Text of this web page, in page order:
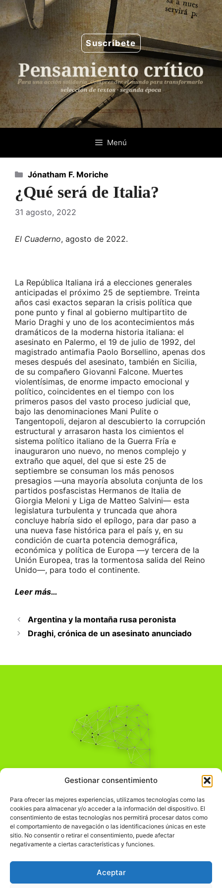
Gestionar consentimiento
Para ofrecer las mejores experiencias, utilizamos tecnologías como las
cookies para almacenar y/o acceder a la información del dispositivo. El
consentimiento de estas tecnologías nos permitirá procesar datos como
el comportamiento de navegación o las identificaciones únicas en este
sitio. No consentir o retirar el consentimiento, puede afectar
negativamente a ciertas características y funciones.
Aceptar
Saltar
al
contenido
Suscríbete
Menú
¿Qué será de Italia?
31 agosto, 2022
El Cuaderno, agosto de 2022.
La República Italiana irá a elecciones generales
anticipadas el próximo 25 de septiembre. Treinta
años casi exactos separan la crisis política que
pone punto y final al gobierno multipartito de
Mario Draghi y uno de los acontecimientos más
dramáticos de la moderna historia italiana: el
asesinato en Palermo, el 19 de julio de 1992, del
magistrado antimafia Paolo Borsellino, apenas dos
meses después del asesinato, también en Sicilia,
de su compañero Giovanni Falcone. Muertes
violentísimas, de enorme impacto emocional y
político, coincidentes en el tiempo con los
primeros pasos del vasto proceso judicial que,
bajo las denominaciones Mani Pulite o
Tangentopoli, dejaron al descubierto la corrupción
estructural y arrasaron hasta los cimientos el
sistema político italiano de la Guerra Fría e
inauguraron uno nuevo, no menos complejo y
extraño que aquel, del que si este 25 de
septiembre se consuman los más penosos
presagios ―una mayoría absoluta conjunta de los
partidos posfascistas Hermanos de Italia de
Giorgia Meloni y Liga de Matteo Salvini― esta
legislatura turbulenta y truncada que ahora
concluye habría sido el epílogo, para dar paso a
una nueva fase histórica para el país y, en su
condición de cuarta potencia demográfica,
económica y política de Europa ―y tercera de la
Unión Europea, tras la tormentosa salida del Reino
Unido―, para todo el continente.
Leer más…
Categorías
Jónatham F. Moriche
Argentina y la montaña rusa peronista
Draghi, crónica de un asesinato anunciado
Pensamiento Crítico
Comprender el mundo para transformarlo.
Información Legal
჻Política de privacidad
Política de cookies